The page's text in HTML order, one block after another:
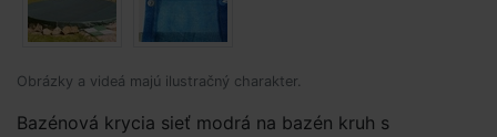
Obrázky a videá majú ilustračný charakter.
Bazénová krycia sieť modrá na bazén kruh s